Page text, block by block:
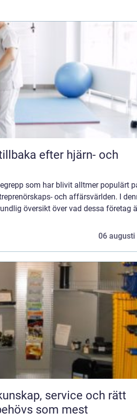
som har blivit alltmer populärt
och affärsvärlden. I
översikt över vad dessa företag
06 augusti
som mest